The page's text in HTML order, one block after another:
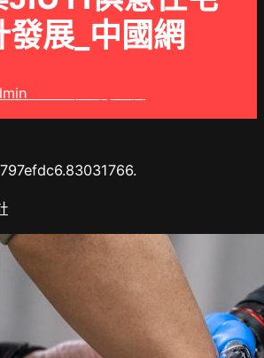
發展_中國網